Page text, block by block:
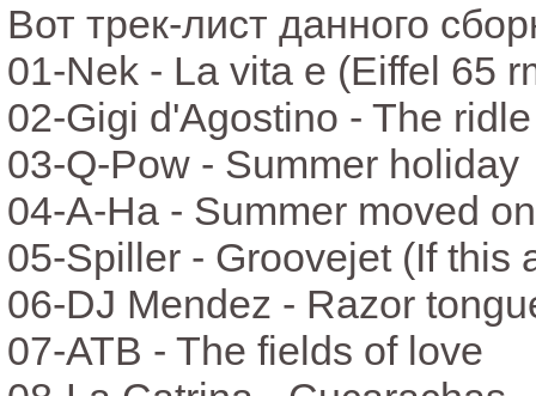
Вот трек-лист данного
01-Nek - La vita e (Eiffel 65
02-Gigi d'Agostino - The ridle
03-Q-Pow - Summer holiday
04-A-Ha - Summer moved on
05-Spiller - Groovejet (If this
06-DJ Mendez - Razor
07-ATB - The fields of love